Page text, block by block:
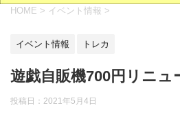
HOME > イベント情報 >
イベント情報 トレカ
遊戯自販機700円リニュ
投稿日： 2021年5月4日